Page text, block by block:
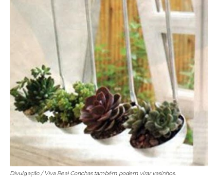
Divulgação / Viva RealConchas também podem virar vasinhos.